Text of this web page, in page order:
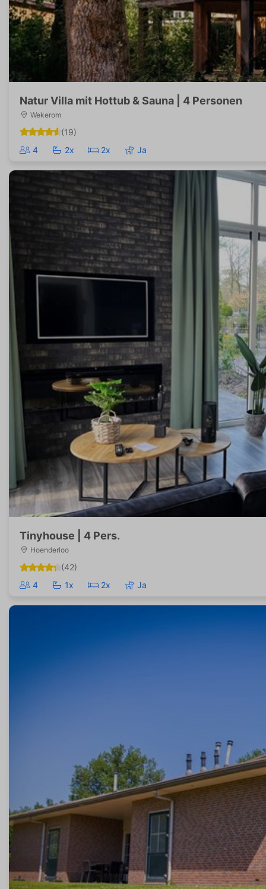
Natur Villa mit Hottub & Sauna | 4 Personen
Wekerom
(19)
4
2x 2x Ja
Tinyhouse | 4 Pers.
Hoenderloo
(42)
4
1x 2x Ja